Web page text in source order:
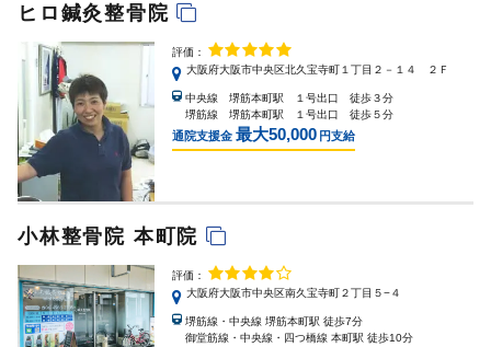
ヒロ鍼灸整骨院
評価：
大阪府大阪市中央区北久宝寺町１丁目２－１４ ２Ｆ
中央線 堺筋本町駅 １号出口 徒歩３分
堺筋線 堺筋本町駅 １号出口 徒歩５分
通院支援金 最大50,000 円支給
小林整骨院 本町院
評価：
大阪府大阪市中央区南久宝寺町２丁目５−４
堺筋線・中央線 堺筋本町駅 徒歩7分
御堂筋線・中央線・四つ橋線 本町駅 徒歩10分